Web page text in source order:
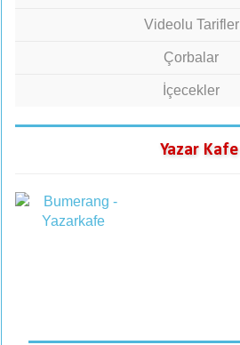
Videolu Tarifler
Çorbalar
İçecekler
Yazar Kafe